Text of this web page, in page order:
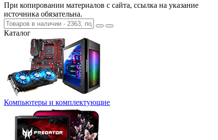
При копировании материалов с сайта, ссылка на указание
источника обязательна.
Каталог
Компьютеры и комплектующие